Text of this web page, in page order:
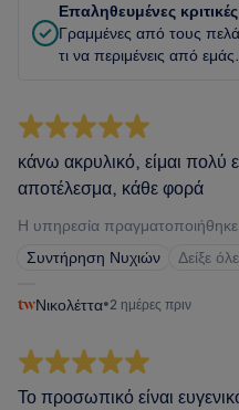
Επαληθευμένες κριτικές
Γραμμένες από τους
τι να περιμένεις από εμάς.
κάνω ακρυλικό, είμαι πολύ
αποτέλεσμα, κάθε φορά
Η υπηρεσία
Συντήρηση Νυχιών
Δείξε
Νικολέττα•2 ημέρες πριν
Το προσωπικό είναι